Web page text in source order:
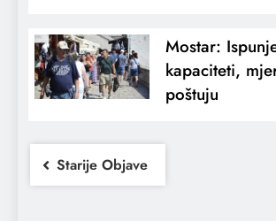
Mostar:
kapaciteti,
poštuju
Starije Objave